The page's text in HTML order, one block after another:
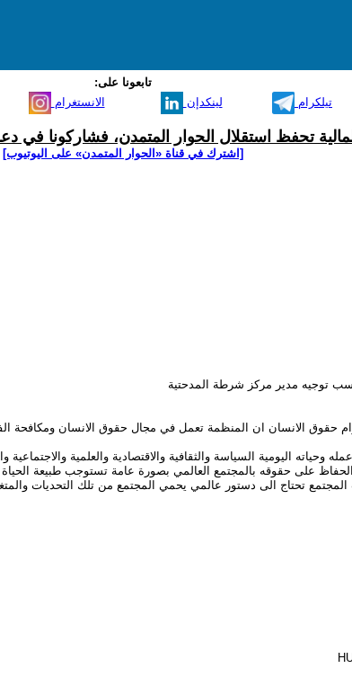
تابعونا على:
الانستغرام لينكدإن تيلكرام
تحفظ استقلال الحوار المتمدن، فشاركونا في
[اشترك في قناة ‫«الحوار المتمدن» على اليوتيوب]
توجيه مدير مركز شرطة المدحتية
حقوق الانسان ان المنظمة تعمل في مجال حقوق الانسان ومكافحة
اليومية السياسة والثقافية والاقتصادية والعلمية
على حقوقه بالمجتمع العالمي بصورة عامة تستوجب طبيعة
تحتاج الى دستور عالمي يحمي المجتمع من تلك التحديات